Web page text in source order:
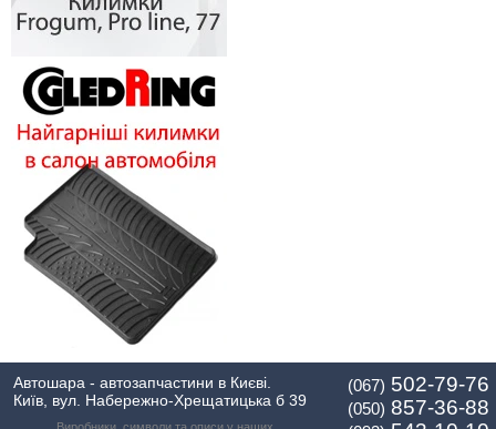
Автошара - автозапчастини в Києві.
Київ, вул. Набережно-Хрещатицька б 39
(067) 502-79-76
(050) 857-36-88